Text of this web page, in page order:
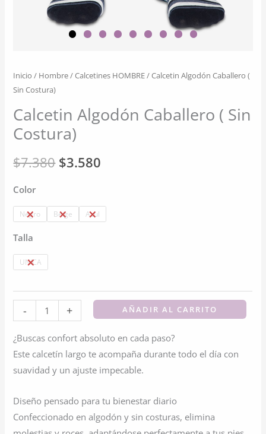
Inicio / Hombre/Calcetines HOMBRE/ Calcetin Algodón Caballero (
Sin Costura)
Calcetin Algodón Caballero ( Sin
Costura)
$7.380 El
original
$3.580
actual
Color
Negro Beige Azul
Talla
UNICA
-
Algodón
Caballero
(
Sin
cantidad
+ AÑADIR AL CARRITO
¿Buscas confort absoluto en cada paso?
Este calcetín largo te acompaña durante todo el día con
suavidad y un ajuste impecable.
Diseño pensado para tu bienestar diario
Confeccionado en algodón y sin costuras, elimina